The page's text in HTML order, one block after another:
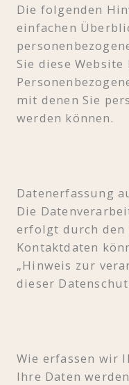
Die folgenden
einfachen
Sie diese Website
mit denen Sie
werden können.
Datenerfassung
Die
erfolgt durch den
Kontaktdaten
„Hinweis zur
dieser
Wie erfassen wir
Ihre Daten